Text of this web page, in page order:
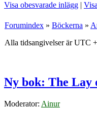
Visa obesvarade inlägg |
Forumindex » Böckerna »
Alla tidsangivelser är UTC
Ny bok: The Lay
Moderator: Ainur